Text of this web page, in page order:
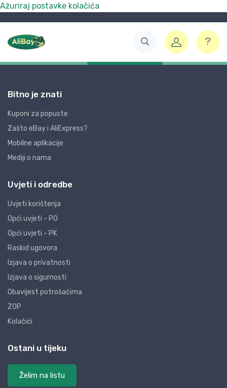
Ažuriraj postavke kolačića
Bitno je znati
Kuponi za popuste
Zašto eBay i AliExpress?
Mobilne aplikacije
Mediji o nama
Uvjeti i odredbe
Uvjeti korištenja
Opći uvjeti - PO
Opći uvjeti - PK
Raskid ugovora
Izjava o privatnosti
Izjava o sigurnosti
Obavijest potrošačima
ZOP
Kolačići
Ostani u tijeku
Želim na listu